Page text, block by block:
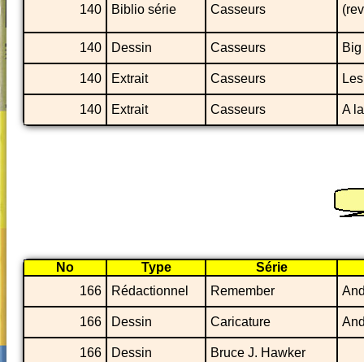
140 Biblio série Casseurs
140 Dessin Casseurs
140 Extrait Casseurs
140 Extrait Casseurs A
No Type
Série
166
Rédactionnel Remember
166 Dessin Caricature
166 Dessin Bruce J. Hawker